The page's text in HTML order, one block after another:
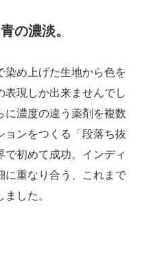
の濃淡。
め上げた生地から色を
現しか出来ませんでし
に濃度の違う薬剤を複数
ンをつくる「段落ち抜
初めて成功。インディ
に重なり合う、これまで
した。